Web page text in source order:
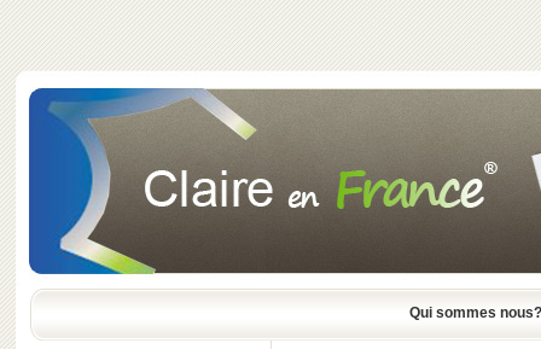
Qui sommes nous?